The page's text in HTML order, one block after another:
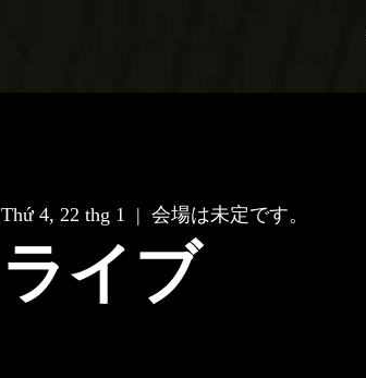
Thứ 4, 22 thg 1
  |
会場は未定です。
ライブ